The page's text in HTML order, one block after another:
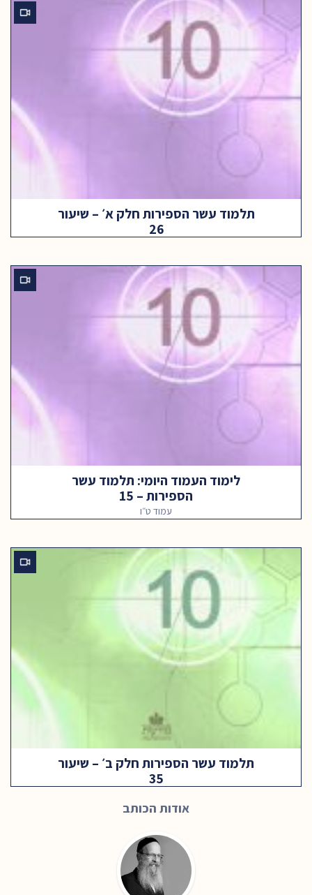
תלמוד עשר הספירות חלק א׳ – שיעור
26
לימוד העמוד היומי: תלמוד עשר
הספירות – 15
עמוד ט״ו
תלמוד עשר הספירות חלק ב׳ – שיעור
35
אודות הכותב